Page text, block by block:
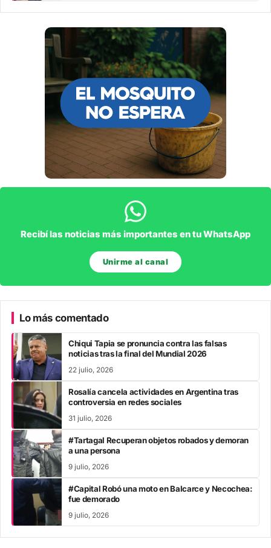
Recibí las noticias más importantes en tu WhatsApp
Unirme al canal
Lo más comentado
Chiqui Tapia se pronuncia contra las falsas
noticias tras la final del Mundial 2026
22 julio, 2026
Rosalía cancela actividades en Argentina tras
controversia en redes sociales
31 julio, 2026
#Tartagal Recuperan objetos robados y demoran
a una persona
9 julio, 2026
#Capital Robó una moto en Balcarce y Necochea:
fue demorado
9 julio, 2026